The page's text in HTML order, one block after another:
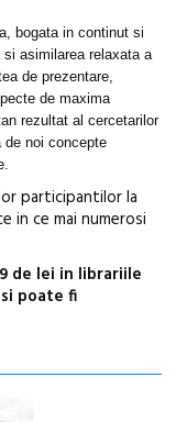
bogata in continut si
asimilarea relaxata a
de prezentare,
de maxima
rezultat al cercetarilor
de noi concepte
participantilor la
in ce mai numerosi
de lei in librariile
poate fi